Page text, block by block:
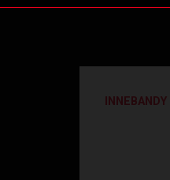
INNEBANDY